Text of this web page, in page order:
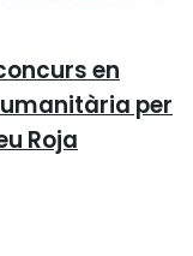
en
per
Roja